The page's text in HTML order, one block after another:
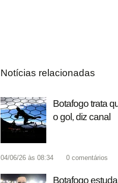
Notícias relacionadas
Botafogo trata
o gol, diz canal
04/06/26 às 08:34 0 comentários
Botafogo